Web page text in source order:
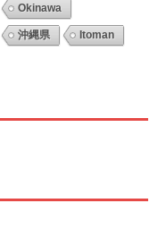
Okinawa
沖縄県 Itoman